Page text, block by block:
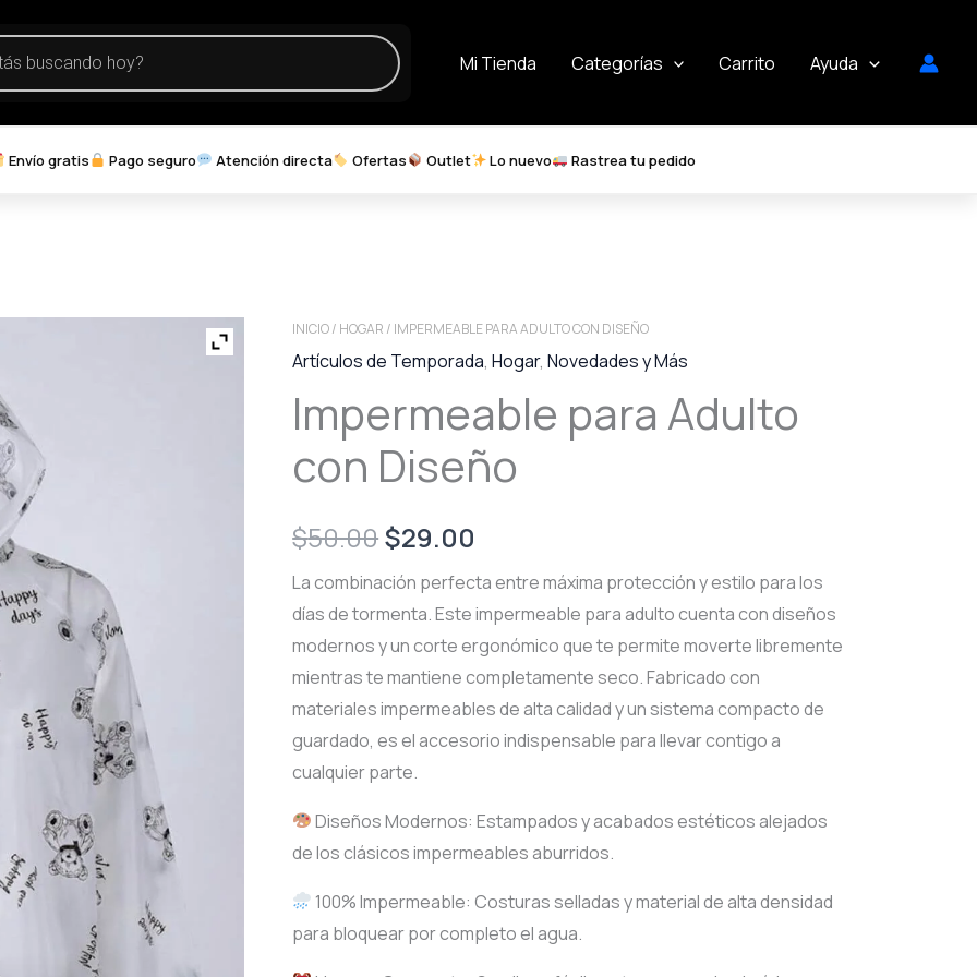
Mi Tienda Categorías Carrito Ayuda
Envío gratis Pago seguro Atención directa Ofertas Outlet Lo nuevo Rastrea tu pedido
INICIO/ HOGAR / IMPERMEABLE PARA ADULTO CON DISEÑO
Artículos de Temporada,Hogar,Novedades y Más
Impermeable para Adulto
con Diseño
$50.00Original
price
was:
$50.00.
$29.00
price
is:
$29.00.
La combinación perfecta entre máxima protección y estilo para los
días de tormenta. Este impermeable para adulto cuenta con diseños
modernos y un corte ergonómico que te permite moverte libremente
mientras te mantiene completamente seco. Fabricado con
materiales impermeables de alta calidad y un sistema compacto de
guardado, es el accesorio indispensable para llevar contigo a
cualquier parte.
Diseños Modernos: Estampados y acabados estéticos alejados
de los clásicos impermeables aburridos.
100% Impermeable: Costuras selladas y material de alta densidad
para bloquear por completo el agua.